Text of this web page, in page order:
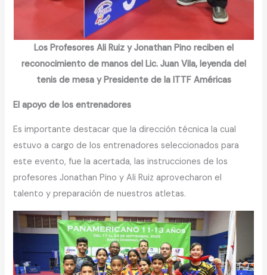
Los Profesores Ali Ruiz y Jonathan Pino reciben el
reconocimiento de manos del Lic. Juan Vila, leyenda del
tenis de mesa y Presidente de la ITTF Américas
El apoyo de los entrenadores
Es importante destacar que la dirección técnica la cual
estuvo a cargo de los entrenadores seleccionados para
este evento, fue la acertada, las instrucciones de los
profesores Jonathan Pino y Ali Ruiz aprovecharon el
talento y preparación de nuestros atletas.